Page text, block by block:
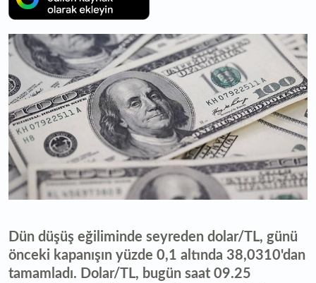
Dün düşüş eğiliminde seyreden dolar/TL, günü
önceki kapanışın yüzde 0,1 altında 38,0310'dan
tamamladı. Dolar/TL, bugün saat 09.25